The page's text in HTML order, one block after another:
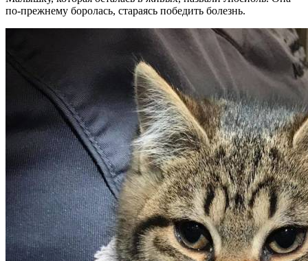
по-прежнему боролась, стараясь победить болезнь.